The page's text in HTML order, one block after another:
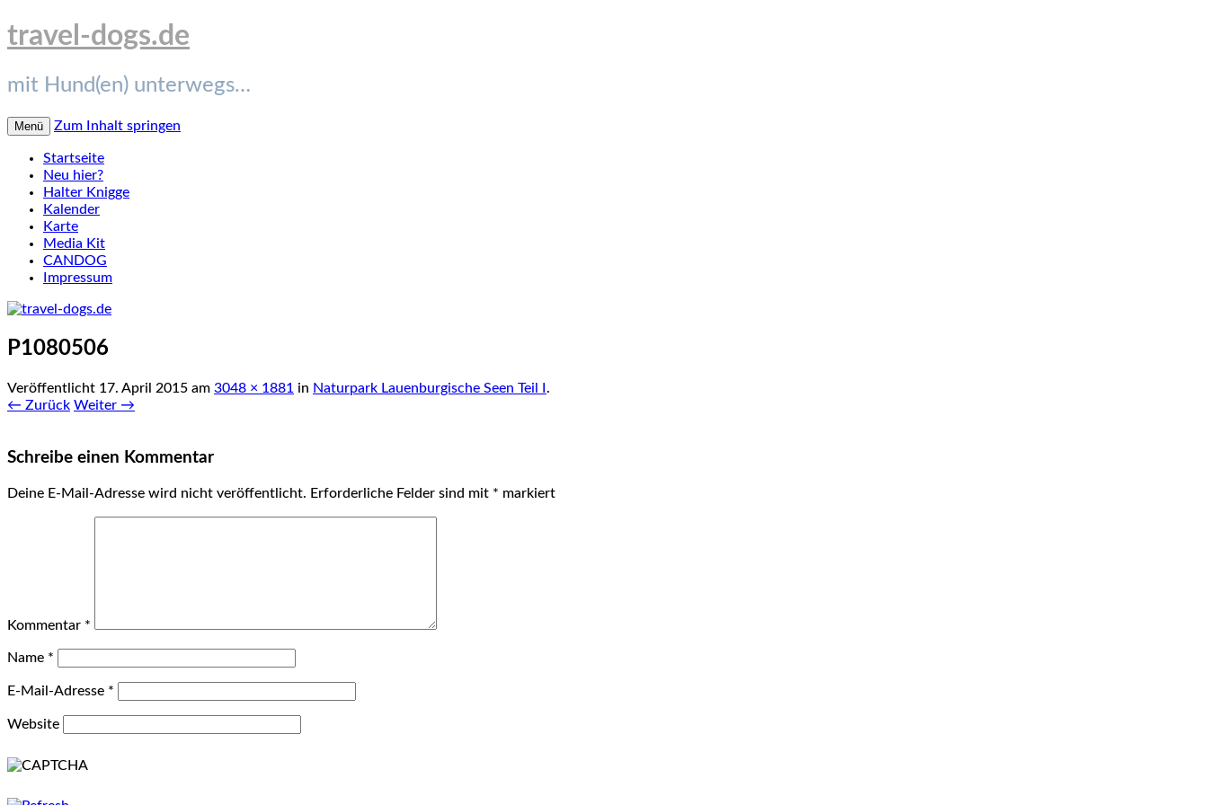
travel-dogs.de
mit Hund(en) unterwegs…
Menü Zum Inhalt springen
Startseite
Neu hier?
Halter Knigge
Kalender
Karte
Media Kit
CANDOG
Impressum
P1080506
Veröffentlicht 17. April 2015 am 3048 × 1881 in Naturpark Lauenburgische Seen Teil I.
← Zurück Weiter →
Schreibe einen Kommentar
Deine E-Mail-Adresse wird nicht veröffentlicht. Erforderliche Felder sind mit * markiert
Kommentar *
Name *
E-Mail-Adresse *
Website